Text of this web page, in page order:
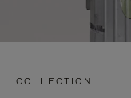
COLLECTION